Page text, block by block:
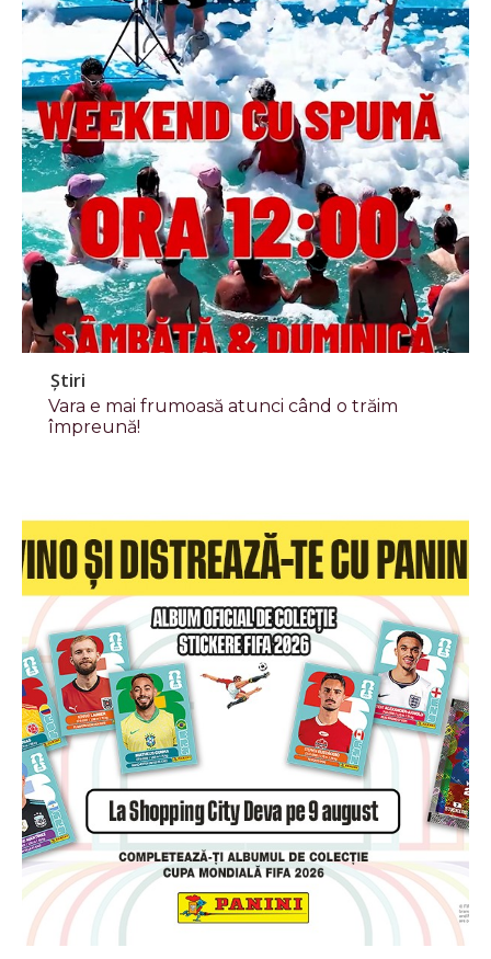
Știri
Vara e mai frumoasă atunci când o trăim
împreună!